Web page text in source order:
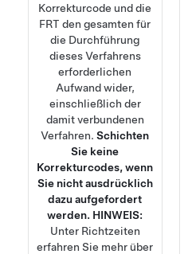
Korrekturcode und die
FRT den gesamten für
die Durchführung
dieses Verfahrens
erforderlichen
Aufwand wider,
einschließlich der
damit verbundenen
Verfahren.Schichten
Sie keine
Korrekturcodes, wenn
Sie nicht ausdrücklich
dazu aufgefordert
werden. HINWEIS:
Unter Richtzeiten
erfahren Sie mehr über